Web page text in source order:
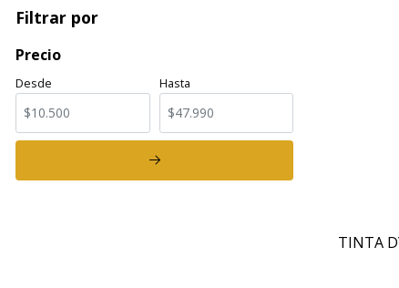
Filtrar por
Precio
Desde Hasta
TINTA